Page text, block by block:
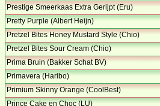
Prestige Smeerkaas Extra Gerijpt (Eru)
Pretty Purple (Albert Heijn)
Pretzel Bites Honey Mustard Style (Chio)
Pretzel Bites Sour Cream (Chio)
Prima Bruin (Bakker Schat BV)
Primavera (Haribo)
Primium Skinny Orange (CoolBest)
Prince Cake en Choc (LU)